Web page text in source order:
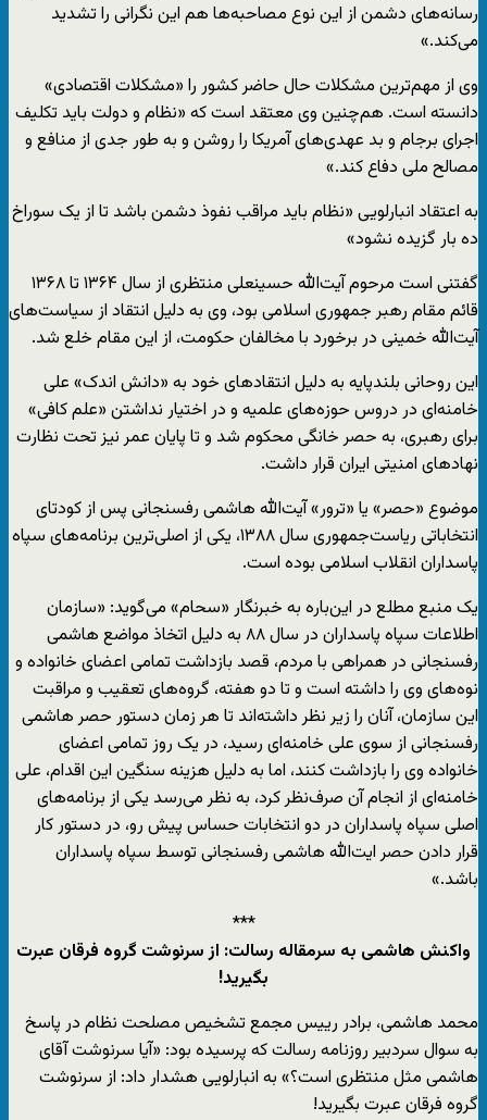
رسانه‌های دشمن از این نوع مصاحبه‌ها هم این نگرانی را تشدید
می‌کند.»
وی از مهم‌ترین مشکلات حال حاضر کشور را «مشکلات اقتصادی»
دانسته است. هم‌چنین وی معتقد است که «نظام و دولت باید تکلیف
اجرای برجام و بد عهدی‌های آمریکا را روشن و به طور جدی از منافع و
مصالح ملی دفاع کند.»
به اعتقاد انبارلویی «نظام باید مراقب نفوذ دشمن باشد تا از یک سوراخ
ده بار گزیده نشود»
گفتنی است مرحوم آیت‌الله حسینعلی منتظری از سال ۱۳۶۴ تا ۱۳۶۸
قائم مقام رهبر جمهوری اسلامی بود، وی به دلیل انتقاد از سیاست‌های
آیت‌الله خمینی در برخورد با مخالفان حکومت، از این مقام خلع شد.
این روحانی بلندپایه به دلیل انتقادهای خود به «دانش اندک» علی
خامنه‌ای در دروس حوزه‌های علمیه و در اختیار نداشتن «علم کافی»
برای رهبری، به حصر خانگی محکوم شد و تا پایان عمر نیز تحت نظارت
نهادهای امنیتی ایران قرار داشت.
موضوع «حصر» یا «ترور» آیت‌الله هاشمی رفسنجانی پس از کودتای
انتخاباتی ریاست‌جمهوری سال ۱۳۸۸، یکی از اصلی‌ترین برنامه‌های سپاه
پاسداران انقلاب اسلامی بوده است.
یک منبع مطلع در این‌باره به خبرنگار «سحام» می‌گوید: «سازمان
اطلاعات سپاه پاسداران در سال ۸۸ به دلیل اتخاذ مواضع هاشمی
رفسنجانی در همراهی با مردم، قصد بازداشت تمامی اعضای خانواده و
نوه‌های وی را داشته است و تا دو هفته، گروه‌های تعقیب و مراقبت
این سازمان، آنان را زیر نظر داشته‌اند تا هر زمان دستور حصر هاشمی
رفسنجانی از سوی علی خامنه‌ای رسید، در یک روز تمامی اعضای
خانواده وی را بازداشت کنند، اما به دلیل هزینه سنگین این اقدام، علی
خامنه‌ای از انجام آن صرف‌نظر کرد، به نظر می‌رسد یکی از برنامه‌های
اصلی سپاه پاسداران در دو انتخابات حساس پیش رو، در دستور کار
قرار دادن حصر ایت‌الله هاشمی رفسنجانی توسط سپاه پاسداران
باشد.»
***
واکنش هاشمی به سرمقاله رسالت: از سرنوشت گروه فرقان عبرت
بگیرید!
محمد هاشمی، برادر رییس مجمع تشخیص مصلحت نظام در پاسخ
به سوال سردبیر روزنامه رسالت که پرسیده بود: «آیا سرنوشت آقای
هاشمی مثل منتظری است؟» به انبارلویی هشدار داد: از سرنوشت
گروه فرقان عبرت بگیرید!